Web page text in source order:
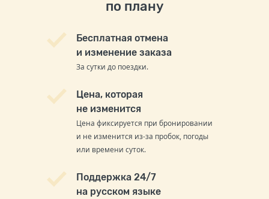
по плану
Бесплатная отмена
и изменение заказа
За сутки до поездки.
Цена, которая
не изменится
Цена фиксируется при бронировании
и не изменится из-за пробок, погоды
или времени суток.
Поддержка 24/7
на русском языке